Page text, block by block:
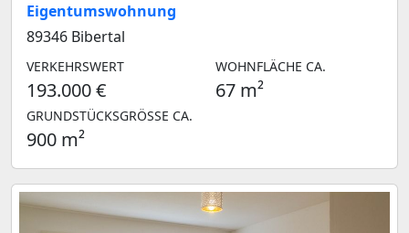
Eigentumswohnung
89346 Bibertal
VERKEHRSWERT
193.000 €
WOHNFLÄCHE CA.
67 m²
GRUNDSTÜCKSGRÖSSE CA.
900 m²